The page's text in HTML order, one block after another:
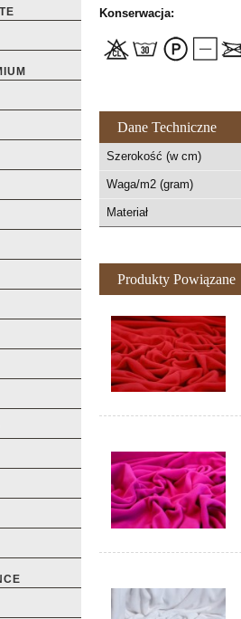
Konserwacja:
Dane Techniczne
Szerokość (w cm)
Waga/m2 (gram)
Materiał
Produkty Powiązane